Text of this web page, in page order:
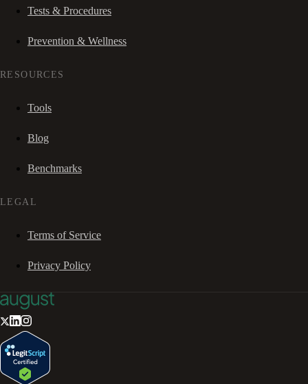
Tests & Procedures
Prevention & Wellness
RESOURCES
Tools
Blog
Benchmarks
LEGAL
Terms of Service
Privacy Policy